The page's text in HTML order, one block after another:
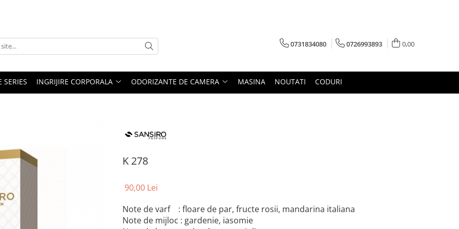
0731834080 0726993893 0,00
SERIES INGRIJIRE CORPORALA ODORIZANTE DE CAMERA MASINA NOUTATI CODURI
K 278
90,00 Lei
Note de varf : floare de par, fructe rosii, mandarina italiana
Note de mijloc : gardenie, iasomie